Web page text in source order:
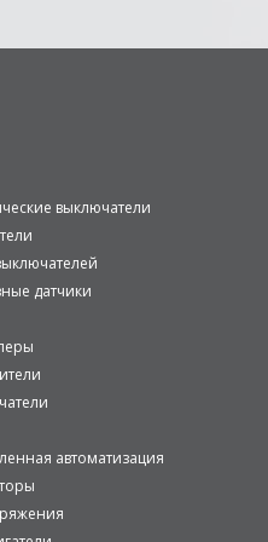
выключатели
датчики
автоматизация